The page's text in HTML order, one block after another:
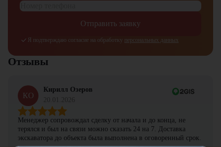
Отправить заявку
Я подтверждаю согласие на обработку персональных данных
Отзывы
КО
Кирилл Озеров
Менеджер сопровождал сделку от начала и до конца, не
терялся и был на связи можно сказать 24 на 7. Доставка
экскаватора до объекта была выполнена в оговоренный срок.